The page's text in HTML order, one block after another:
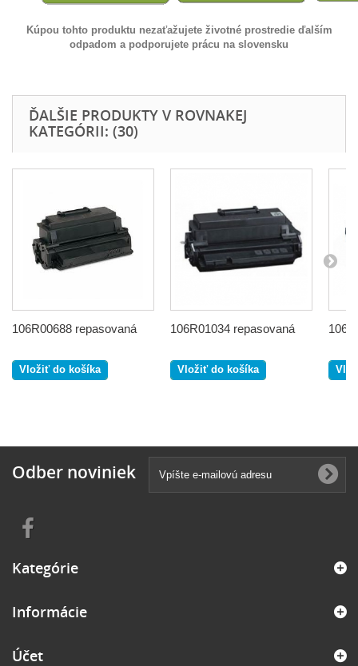
Kúpou tohto produktu nezaťažujete životné prostredie ďalším
odpadom a podporujete prácu na slovensku
ĎALŠIE PRODUKTY V ROVNAKEJ
KATEGÓRII: (30)
106R00688 repasovaná
Vložiť do košíka
106R01034 repasovaná
Vložiť do košíka
Odber noviniek
Kategórie
Informácie
Účet